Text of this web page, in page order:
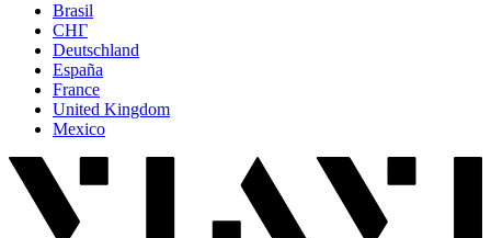
Brasil
СНГ
Deutschland
España
France
United Kingdom
Mexico